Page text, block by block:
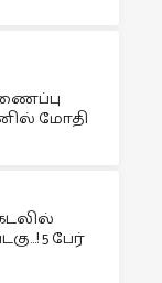
மோதி
5 பேர்